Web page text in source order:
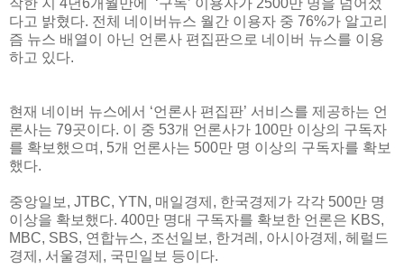
작한 지 4년6개월만에 ‘구독’ 이용자가 2500만 명을 넘어섰
다고 밝혔다. 전체 네이버뉴스 월간 이용자 중 76%가 알고리
즘 뉴스 배열이 아닌 언론사 편집판으로 네이버 뉴스를 이용
하고 있다.
현재 네이버 뉴스에서 ‘언론사 편집판’ 서비스를 제공하는 언
론사는 79곳이다. 이 중 53개 언론사가 100만 이상의 구독자
를 확보했으며, 5개 언론사는 500만 명 이상의 구독자를 확보
했다.
중앙일보, JTBC, YTN, 매일경제, 한국경제가 각각 500만 명
이상을 확보했다. 400만 명대 구독자를 확보한 언론은 KBS,
MBC, SBS, 연합뉴스, 조선일보, 한겨레, 아시아경제, 헤럴드
경제, 서울경제, 국민일보 등이다.